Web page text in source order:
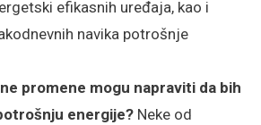
efikasnih uređaja, kao i
navika potrošnje
promene mogu napraviti da bih
energije? Neke od